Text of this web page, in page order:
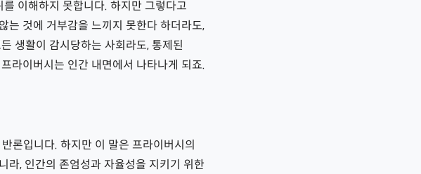
이해하지 못합니다. 하지만 그렇다고
는 것에 거부감을 느끼지 못한다 하더라도,
생활이 감시당하는 사회라도, 통제된
라이버시는 인간 내면에서 나타나게 되죠.
론입니다. 하지만 이 말은 프라이버시의
라, 인간의 존엄성과 자율성을 지키기 위한